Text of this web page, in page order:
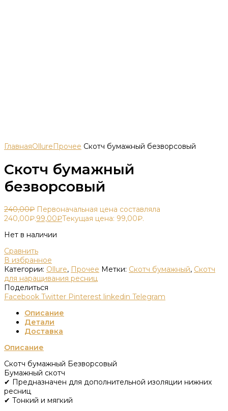
ГлавнаяOllureПрочее Скотч бумажный безворсовый
Скотч бумажный
безворсовый
240,00₽ Первоначальная цена составляла
240,00₽.99,00₽Текущая цена: 99,00₽.
Нет в наличии
Сравнить
В избранное
Категории: Ollure, Прочее Метки: Скотч бумажный, Скотч
для наращивания ресниц
Поделиться
Facebook Twitter Pinterest linkedin Telegram
Описание
Детали
Доставка
Описание
Скотч бумажный Безворсовый
Бумажный скотч
✔ Предназначен для дополнительной изоляции нижних
ресниц
✔ Тонкий и мягкий